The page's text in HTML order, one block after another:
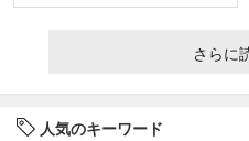
さらに
人気のキーワード